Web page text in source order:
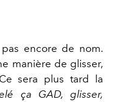
encore de nom.
manière de glisser,
sera plus tard la
ça GAD, glisser,